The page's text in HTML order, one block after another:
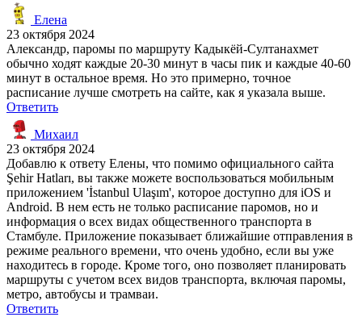
Елена
23 октября 2024
Александр, паромы по маршруту Кадыкёй-Султанахмет
обычно ходят каждые 20-30 минут в часы пик и каждые 40-60
минут в остальное время. Но это примерно, точное
расписание лучше смотреть на сайте, как я указала выше.
Ответить
Михаил
23 октября 2024
Добавлю к ответу Елены, что помимо официального сайта
Şehir Hatları, вы также можете воспользоваться мобильным
приложением 'İstanbul Ulaşım', которое доступно для iOS и
Android. В нем есть не только расписание паромов, но и
информация о всех видах общественного транспорта в
Стамбуле. Приложение показывает ближайшие отправления в
режиме реального времени, что очень удобно, если вы уже
находитесь в городе. Кроме того, оно позволяет планировать
маршруты с учетом всех видов транспорта, включая паромы,
метро, автобусы и трамваи.
Ответить